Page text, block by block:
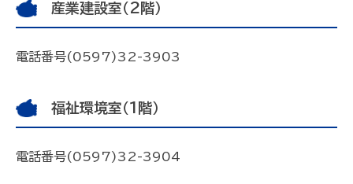
産業建設室（2階）
電話番号(0597)32-3903
福祉環境室（1階）
電話番号(0597)32-3904